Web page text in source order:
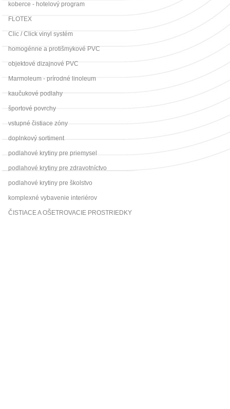
koberce - hotelový program
FLOTEX
Clic / Click vinyl systém
homogénne a protišmykové PVC
objektové dizajnové PVC
Marmoleum - prírodné linoleum
kaučukové podlahy
športové povrchy
vstupné čistiace zóny
doplnkový sortiment
podlahové krytiny pre priemysel
podlahové krytiny pre zdravotníctvo
podlahové krytiny pre školstvo
komplexné vybavenie interiérov
ČISTIACE A OŠETROVACIE PROSTRIEDKY